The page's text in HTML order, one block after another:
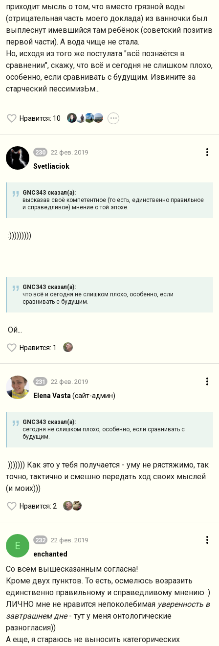
приходит мысль о том, что вместо грязной воды
(отрицательная часть моего доклада) из ванночки был
выплеснут имевшийся там ребёнок (советский позитив
первой части). А вода чище не стала.
Но, исходя из того же постулата "всё познаётся в
сравнении", скажу, что всё и сегодня не слишком плохо,
особенно, если сравнивать с будущим. Извините за
старческий пессимизЬм...
Нравится: 10 •••
230 22 фев. 2019
Svetliaciok
GNC343 сказал(а):
высказав своё компетентное (то есть, единственно правильное
и справедливое) мнение о той эпохе.
:)))))))))
GNC343 сказал(а):
что всё и сегодня не слишком плохо, особенно, если
сравнивать с будущим.
Ой...
Нравится: 1
231 22 фев. 2019
Elena Vasta (сайт-админ)
GNC343 сказал(а):
сегодня не слишком плохо, особенно, если сравнивать с
будущим.
))))))) Как это у тебя получается - уму не рястяжимо, так
точно, тактично и смешно передать ход своих мыслей
(и моих)))
Нравится: 2
E 232 22 фев. 2019
enchanted
Cо всем вышесказанным согласна!
Кроме двух пунктов. То есть, осмелюсь возразить
единственно правильному и справедливому мнению :)
ЛИЧНО мне не нравится непоколебимая уверенность в
завтрашнем дне- тут у меня онтологические
разногласия))
А еще, я стараюсь не выносить категорических